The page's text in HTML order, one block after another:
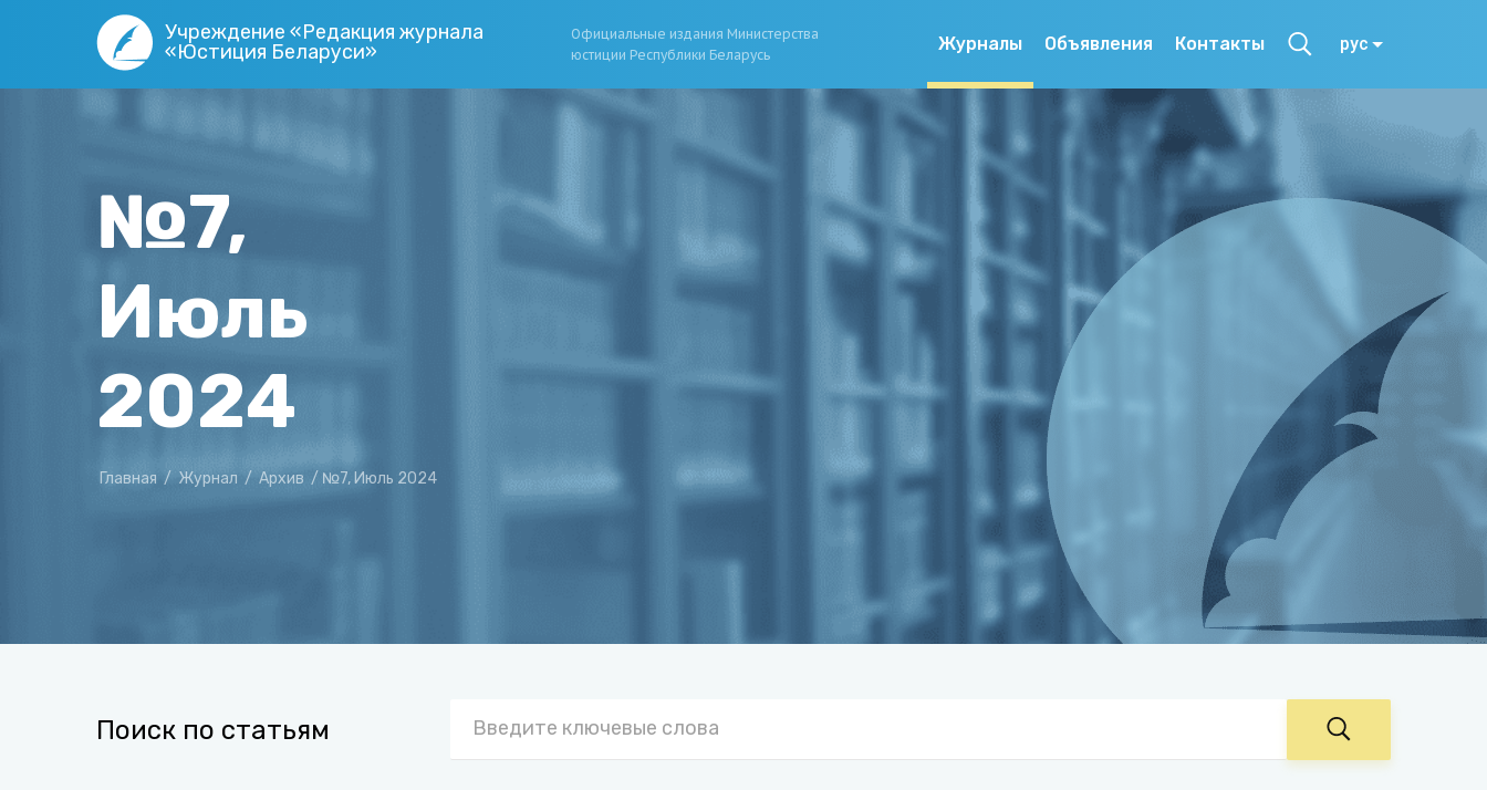
Учреждение «Редакция журнала
«Юстиция Беларуси»
Официальные издания Министерства
юстиции Республики Беларусь
Журналы Объявления Контакты рус
№7,
Июль
2024
Главная / Журнал / Архив / №7, Июль 2024
Поиск по статьям